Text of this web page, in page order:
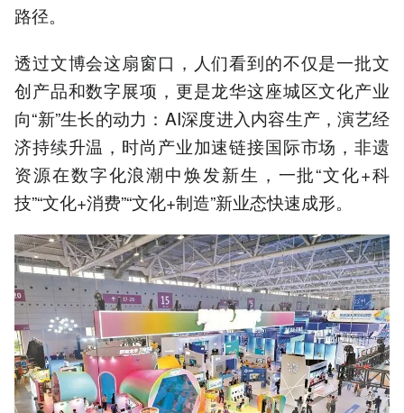
路径。
透过文博会这扇窗口，人们看到的不仅是一批文
创产品和数字展项，更是龙华这座城区文化产业
向“新”生长的动力：AI深度进入内容生产，演艺经
济持续升温，时尚产业加速链接国际市场，非遗
资源在数字化浪潮中焕发新生，一批“文化+科
技”“文化+消费”“文化+制造”新业态快速成形。